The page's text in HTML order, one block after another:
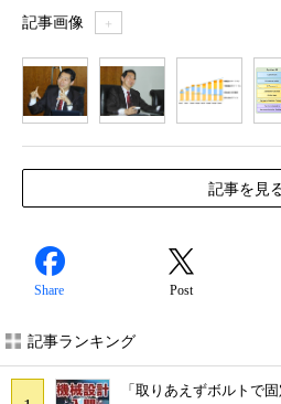
記事画像 ＋
記事を見
Share Post
記事ランキング
「取りあえずボルトで